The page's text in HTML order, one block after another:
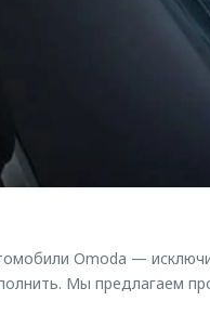
Omoda —
Мы предлагаем